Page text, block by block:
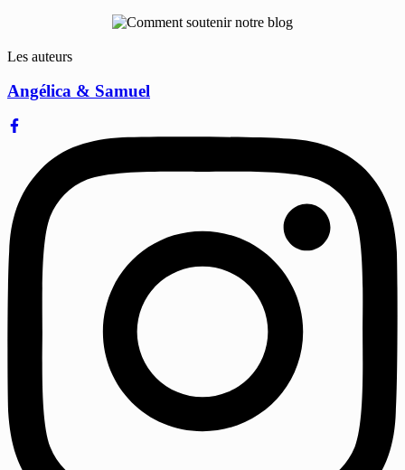
Les auteurs
Angélica & Samuel